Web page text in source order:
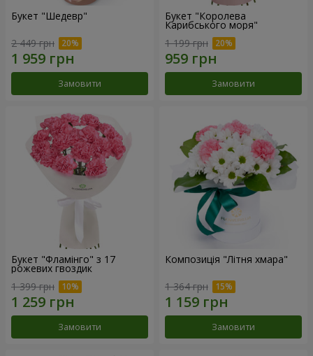
Букет "Шедевр"
2 449 грн
Замовити
Букет "Королева
Карибського моря"
1 199 грн
Замовити
Букет "Фламінго" з 17
рожевих гвоздик
1 399 грн
Замовити
Композиція "Літня хмара"
1 364 грн
Замовити